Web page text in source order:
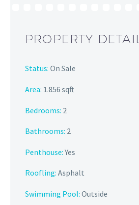
PROPERTY DETAIL
Status: On Sale
Area: 1.856 sqft
Bedrooms: 2
Bathrooms: 2
Penthouse:Yes
Roofling: Asphalt
Swimming Pool: Outside